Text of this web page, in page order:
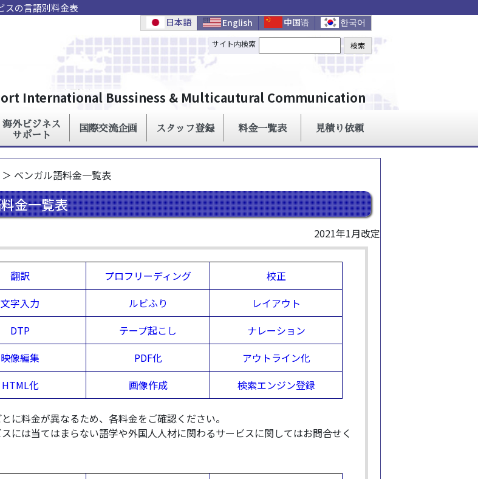
スの言語別料金表
＞ ベンガル語料金一覧表
金一覧表
2021年1月改定
翻訳 プロフリーディング
校正
文字入力
ルビふり
レイアウト
DTP
テープ起こし
ナレーション
映像編集
PDF化
アウトライン化
HTML化
画像作成 検索エンジン登録
に料金が異なるため、各料金をご確認ください。
には当てはまらない語学や外国人人材に関わるサービスに関してはお問合せく